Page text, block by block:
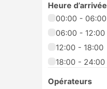
Heure d’arrivée
00:00 - 06:00
06:00 - 12:00
12:00 - 18:00
18:00 - 24:00
Opérateurs